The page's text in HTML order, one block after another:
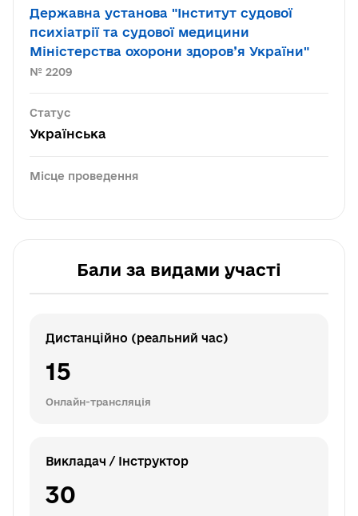
Державна установа "Інститут судової
психіатрії та судової медицини
Міністерства охорони здоров’я України"
№ 2209
Статус
Українська
Місце проведення
Бали за видами участі
Дистанційно (реальний час)
15
Онлайн-трансляція
Викладач / Інструктор
30